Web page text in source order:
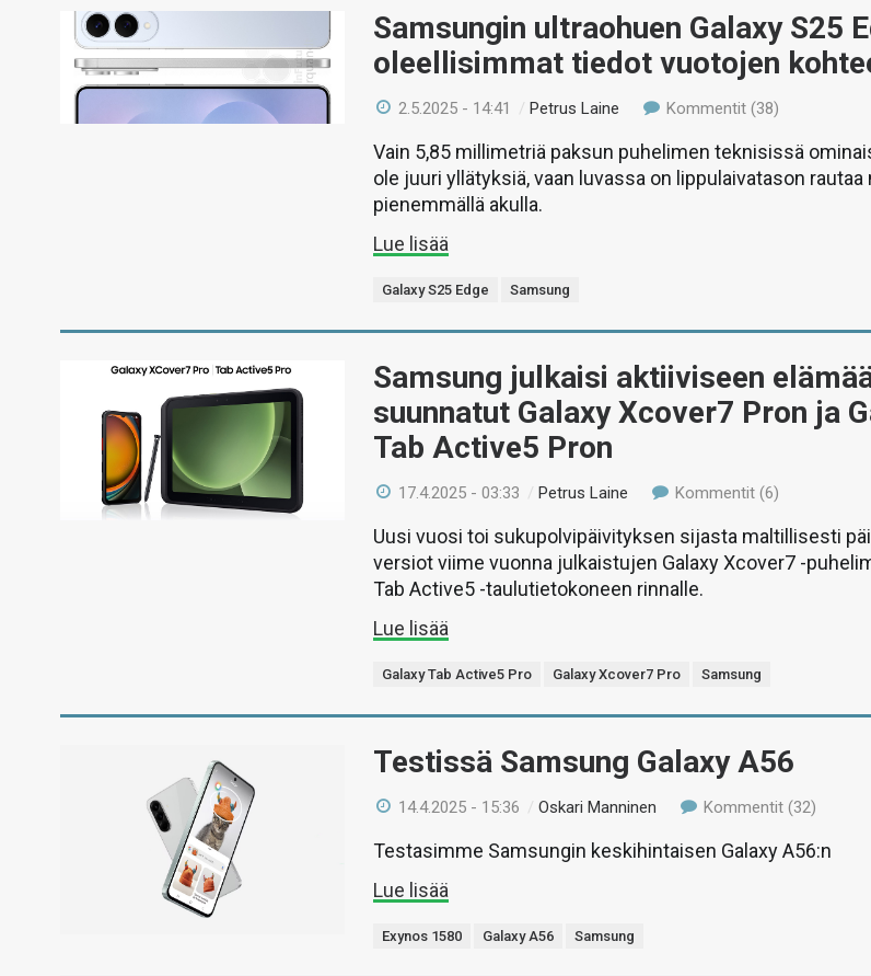
Samsungin ultraohuen Galaxy S25
oleellisimmat tiedot vuotojen
2.5.2025 - 14:41 /Petrus Laine Kommentit (38)
Vain 5,85 millimetriä paksun puhelimen teknisissä
ole juuri yllätyksiä, vaan luvassa on lippulaivatason rautaa
pienemmällä akulla.
Lue lisää
Galaxy S25 Edge Samsung
Samsung julkaisi aktiiviseen
suunnatut Galaxy Xcover7 Pron ja
Tab Active5 Pron
17.4.2025 - 03:33 /Petrus Laine Kommentit (6)
Uusi vuosi toi sukupolvipäivityksen sijasta maltillisesti
versiot viime vuonna julkaistujen Galaxy Xcover7 -
Tab Active5 -taulutietokoneen rinnalle.
Lue lisää
Galaxy Tab Active5 Pro Galaxy Xcover7 Pro Samsung
Testissä Samsung Galaxy A56
14.4.2025 - 15:36 /Oskari Manninen Kommentit (32)
Testasimme Samsungin keskihintaisen Galaxy A56:n
Lue lisää
Exynos 1580 Galaxy A56 Samsung